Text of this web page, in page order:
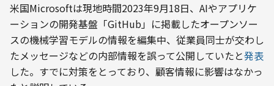
米国Microsoftは現地時間2023年9月18日、AIやアプリケ
ーションの開発基盤「GitHub」に掲載したオープンソー
スの機械学習モデルの情報を編集中、従業員同士が交わし
たメッセージなどの内部情報を誤って公開していたと発表
した。すでに対策をとっており、顧客情報に影響はなかっ